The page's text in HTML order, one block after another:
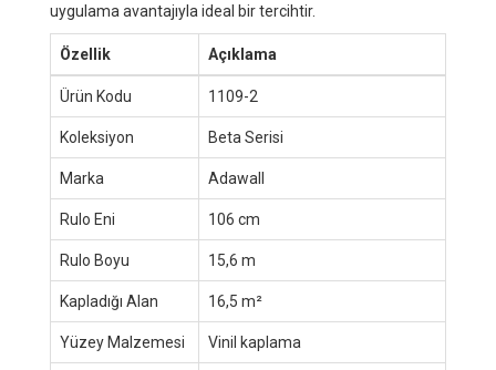
uygulama avantajıyla ideal bir tercihtir.
Özellik Açıklama
Ürün Kodu 1109-2
Koleksiyon Beta Serisi
Marka Adawall
Rulo Eni 106 cm
Rulo Boyu 15,6 m
Kapladığı Alan 16,5 m²
Yüzey Malzemesi Vinil kaplama